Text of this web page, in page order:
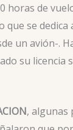
horas de
se dedica
un avión-.
su licencia
, algunas